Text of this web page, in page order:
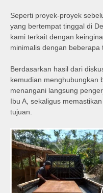
Seperti proyek-proyek
yang bertempat tinggal di
kami terkait dengan
minimalis dengan beberapa
Berdasarkan hasil dari
kemudian menghubungkan
menangani langsung
Ibu A, sekaligus
tujuan.